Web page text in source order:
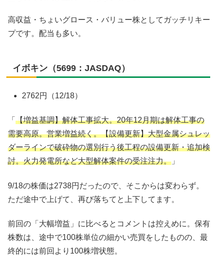
高収益・ちょいグロース・バリュー株としてガッチリキー
プです。配当も多い。
イボキン（5699：JASDAQ）
2762円（12/18）
「 【増益基調】解体工事拡大。20年12月期は解体工事の
需要高原。営業増益続く。【設備更新】大型金属シュレッ
ダーラインで破砕物の選別行う後工程の設備更新・追加検
討。火力発電所など大型解体案件の受注注力。 」
9/18の株価は2738円だったので、そこからは変わらず。
ただ途中で上げて、再び落ちてと上下してます。
前回の「大幅増益」に比べるとコメントは控えめに。保有
株数は、途中で100株単位の細かい売買をしたものの、最
終的には前回より100株増状態。